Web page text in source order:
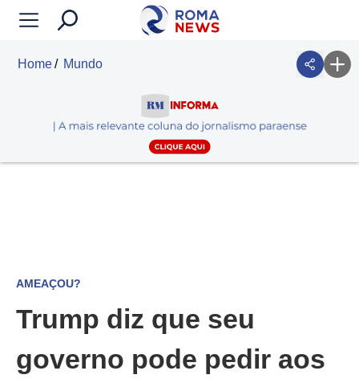
Home Mundo
AMEAÇOU?
Trump diz que seu
governo pode pedir aos